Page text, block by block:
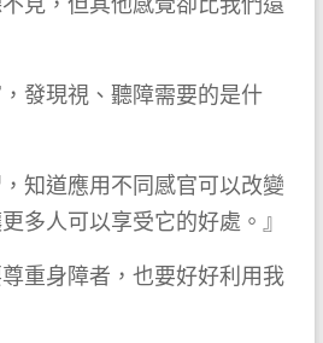
，發現視、聽障需要的是什
，知道應用不同感官可以改變
多人可以享受它的好處。』
尊重身障者，也要好好利用我